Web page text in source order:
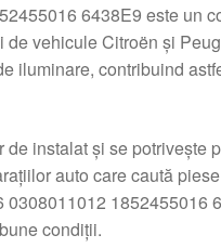
6438E9 este un
vehicule Citroën și
iluminare, contribuind
instalat și se potrivește
auto care caută
1852455016
condiții.